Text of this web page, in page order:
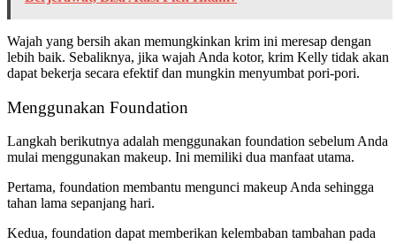
Wajah yang bersih akan memungkinkan krim ini meresap dengan
lebih baik. Sebaliknya, jika wajah Anda kotor, krim Kelly tidak akan
dapat bekerja secara efektif dan mungkin menyumbat pori-pori.
Menggunakan Foundation
Langkah berikutnya adalah menggunakan foundation sebelum Anda
mulai menggunakan makeup. Ini memiliki dua manfaat utama.
Pertama, foundation membantu mengunci makeup Anda sehingga
tahan lama sepanjang hari.
Kedua, foundation dapat memberikan kelembaban tambahan pada